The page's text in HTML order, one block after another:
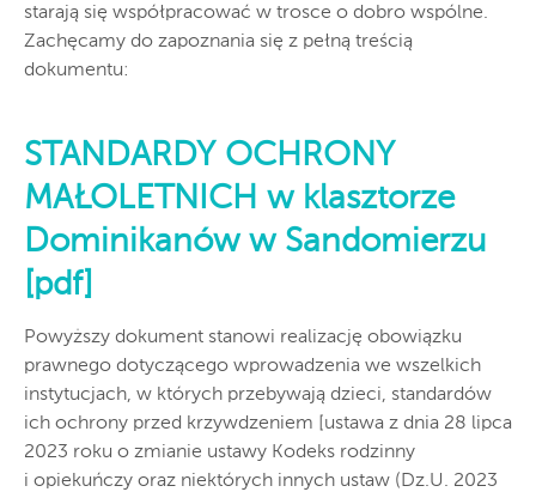
starają się współpracować w trosce o dobro wspólne.
Zachęcamy do zapoznania się z pełną treścią
dokumentu:
STANDARDY OCHRONY
MAŁOLETNICH w klasztorze
Dominikanów w Sandomierzu
[pdf]
Powyższy dokument stanowi realizację obowiązku
prawnego dotyczącego wprowadzenia we wszelkich
instytucjach, w których przebywają dzieci, standardów
ich ochrony przed krzywdzeniem [ustawa z dnia 28 lipca
2023 roku o zmianie ustawy Kodeks rodzinny
i opiekuńczy oraz niektórych innych ustaw (Dz.U. 2023